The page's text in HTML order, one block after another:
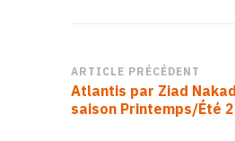
Navigation
d’article
ARTICLE PRÉCÉDENT
Atlantis par Ziad
saison Printemps/Été